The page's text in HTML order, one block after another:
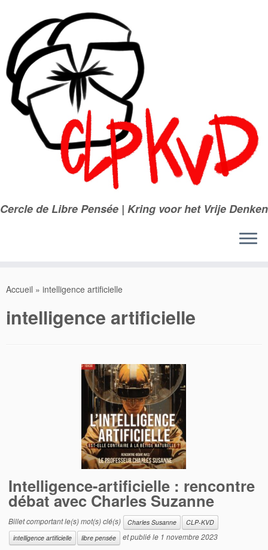
contenu
Cercle de Libre Pensée | Kring voor het Vrije Denken
Accueil » intelligence artificielle
intelligence artificielle
Intelligence-artificielle : rencontre
débat avec Charles Suzanne
Billet comportant le(s) mot(s) clé(s) Charles Susanne
CLP-KVD
intelligence artificielle
libre pensée et publié le 1 novembre 2023